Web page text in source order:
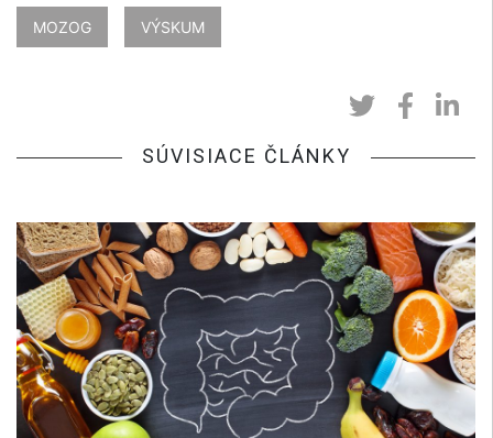
MOZOG VÝSKUM
SÚVISIACE ČLÁNKY